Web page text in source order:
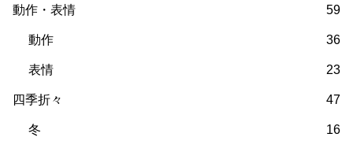
動作・表情 59
動作 36
表情 23
四季折々 47
冬 16